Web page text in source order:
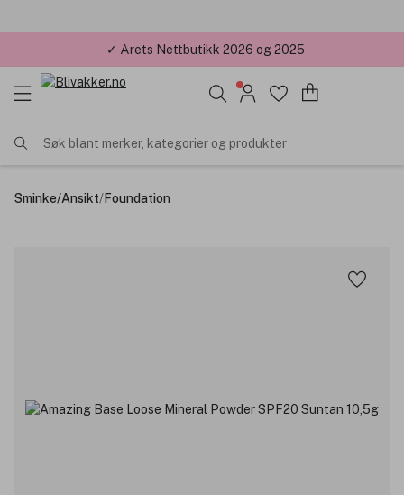
✓ Årets Nettbutikk 2026 og 2025
Søk blant merker, kategorier og produkter
Sminke/Ansikt/Foundation